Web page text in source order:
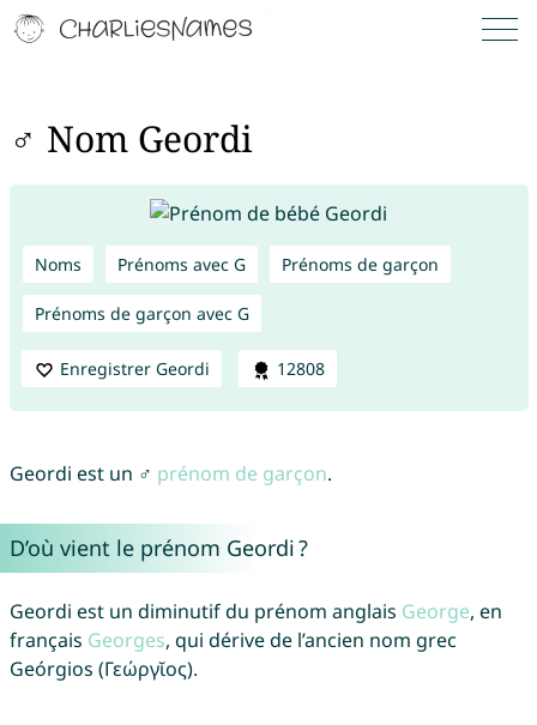
♂ Nom Geordi
Noms Prénoms avec G Prénoms de garçon
Prénoms de garçon avec G
Enregistrer Geordi 12808
Geordi est un ♂ prénom de garçon.
D’où vient le prénom Geordi ?
Geordi est un diminutif du prénom anglais George, en
français Georges, qui dérive de l’ancien nom grec
Geórgios (Γεώργῐος).